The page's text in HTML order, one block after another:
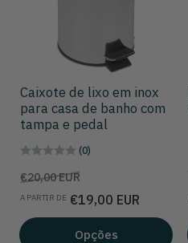
Caixote de lixo em inox
para casa de banho com
tampa e pedal
(0)
Preço
€20,00 EUR
de
venda
A PARTIR DE €19,00 EUR
Opções